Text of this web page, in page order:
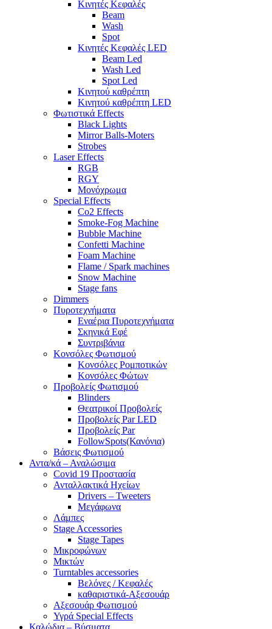
Κινητές Κεφαλές
Beam
Wash
Spot
Κινητές Κεφαλές LED
Beam Led
Wash Led
Spot Led
Κινητού καθρέπτη
Κινητού καθρέπτη LED
Φωτιστικά Effects
Black Lights
Mirror Balls-Moters
Strobes
Laser Effects
RGB
RGY
Μονόχρωμα
Special Effects
Co2 Effects
Smoke-Fog Machine
Bubble Machine
Confetti Machine
Foam Machine
Flame / Spark machines
Snow Machine
Stage fans
Dimmers
Πυροτεχνήματα
Εναέρια Πυροτεχνήματα
Σκηνικά Εφέ
Συντριβάνια
Κονσόλες Φωτισμού
Κονσόλες Ρομποτικών
Κονσόλες Φώτων
Προβολείς Φωτισμού
Blinders
Θεατρικοί Προβολείς
Προβολείς Par LED
Προβολείς Par
FollowSpots(Κανόνια)
Βάσεις Φωτισμού
Αντα/κά – Αναλώσιμα
Covid 19 Προστασία
Ανταλλακτικά Ηχείων
Drivers – Tweeters
Μεγάφωνα
Λάμπες
Stage Accessories
Stage Tapes
Μικροφώνων
Μικτών
Turntables accessories
Βελόνες / Κεφαλές
καθαριστικά-Αξεσουάρ
Αξεσουάρ Φωτισμού
Υγρά Special Effects
Καλώδια – Βύσματα